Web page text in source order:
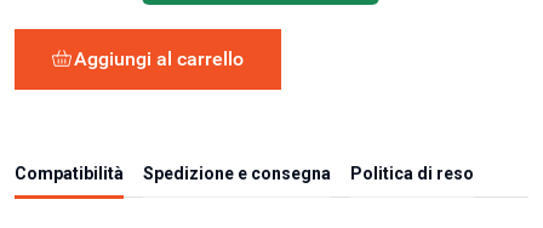
Aggiungi al carrello
Compatibilità Spedizione e consegna Politica di reso